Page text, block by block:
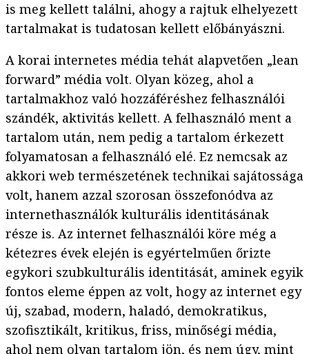
is meg kellett találni, ahogy a rajtuk elhelyezett
tartalmakat is tudatosan kellett előbányászni.
A korai internetes média tehát alapvetően „lean
forward” média volt. Olyan közeg, ahol a
tartalmakhoz való hozzáféréshez felhasználói
szándék, aktivitás kellett. A felhasználó ment a
tartalom után, nem pedig a tartalom érkezett
folyamatosan a felhasználó elé. Ez nemcsak az
akkori web természetének technikai sajátossága
volt, hanem azzal szorosan összefonódva az
internethasználók kulturális identitásának
része is. Az internet felhasználói köre még a
kétezres évek elején is egyértelműen őrizte
egykori szubkulturális identitását, aminek egyik
fontos eleme éppen az volt, hogy az internet egy
új, szabad, modern, haladó, demokratikus,
szofisztikált, kritikus, friss, minőségi média,
ahol nem olyan tartalom jön, és nem úgy, mint